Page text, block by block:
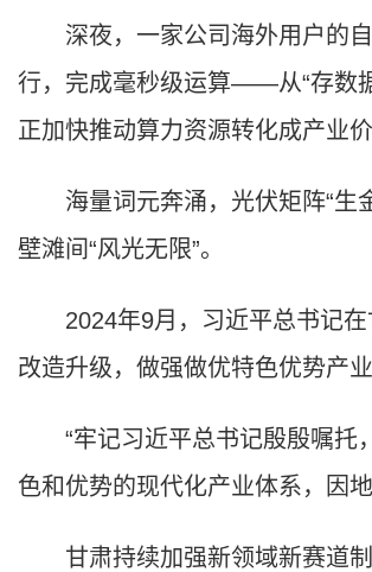
深夜，一家公司海外用户的自
行，完成毫秒级运算——从“存数据
正加快推动算力资源转化成产业价
海量词元奔涌，光伏矩阵“生
壁滩间“风光无限”。
2024年9月，习近平总书记在
改造升级，做强做优特色优势产
“牢记习近平总书记殷殷嘱托
色和优势的现代化产业体系，因
甘肃持续加强新领域新赛道制